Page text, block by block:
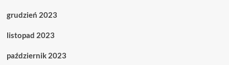
grudzień 2023
listopad 2023
październik 2023